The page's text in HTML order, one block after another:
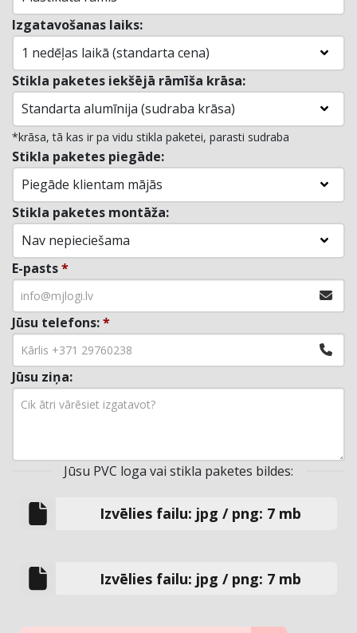
Izgatavošanas laiks:
1 nedēļas laikā (standarta cena)
Stikla paketes iekšējā rāmīša krāsa:
Standarta alumīnija (sudraba krāsa)
*krāsa, tā kas ir pa vidu stikla paketei, parasti sudraba
Stikla paketes piegāde:
Piegāde klientam mājās
Stikla paketes montāža:
Nav nepieciešama
E-pasts*
Jūsu telefons:*
Jūsu ziņa:
Jūsu PVC loga vai stikla paketes bildes:
Izvēlies failu: jpg / png: 7 mb
Izvēlies failu: jpg / png: 7 mb